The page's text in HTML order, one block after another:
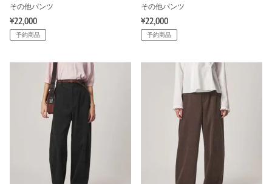
その他パンツ
¥22,000
予約商品
その他パンツ
¥22,000
予約商品